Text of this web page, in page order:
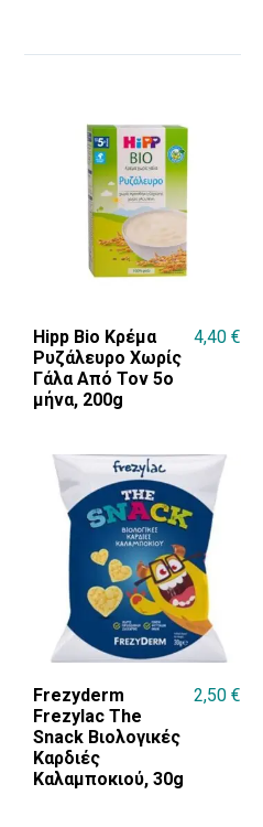
Hipp Bio Κρέμα
Ρυζάλευρο Χωρίς
Γάλα Από Τον 5ο
μήνα, 200g
4,40 €
Frezyderm
Frezylac The
Snack Βιολογικές
Καρδιές
Καλαμποκιού, 30g
2,50 €